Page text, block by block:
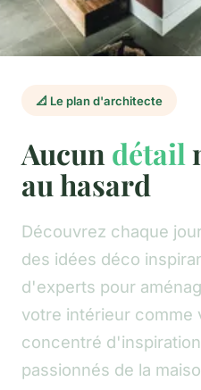
📐 Le plan d'architecte
Aucun détail
au hasard
Découvrez chaque
des idées déco
d'experts pour
votre intérieur comme
concentré
passionnés de la